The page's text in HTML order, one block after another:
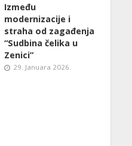
Između
modernizacije i
straha od zagađenja
“Sudbina čelika u
Zenici”
29. Januara 2026.